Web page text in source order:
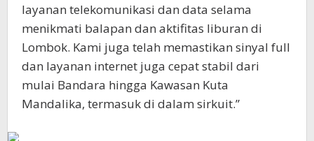
layanan telekomunikasi dan data selama
menikmati balapan dan aktifitas liburan di
Lombok. Kami juga telah memastikan sinyal full
dan layanan internet juga cepat stabil dari
mulai Bandara hingga Kawasan Kuta
Mandalika, termasuk di dalam sirkuit.”